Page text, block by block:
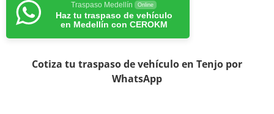
Traspaso Medellín Online
Haz tu traspaso de vehículo
en Medellín con CEROKM
Cotiza tu traspaso de vehículo en Tenjo por
WhatsApp